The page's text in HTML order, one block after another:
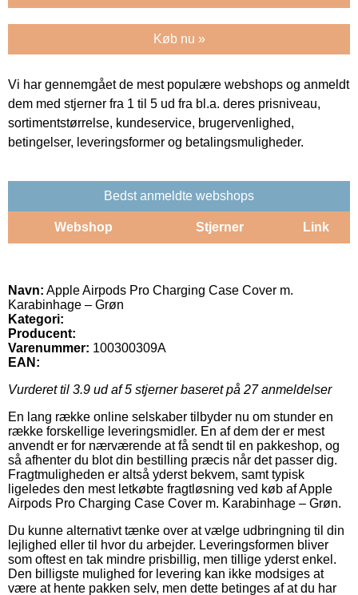
Køb nu »
Vi har gennemgået de mest populære webshops og anmeldt
dem med stjerner fra 1 til 5 ud fra bl.a. deres prisniveau,
sortimentstørrelse, kundeservice, brugervenlighed,
betingelser, leveringsformer og betalingsmuligheder.
Bedst anmeldte webshops
Webshop Stjerner Link
Navn: Apple Airpods Pro Charging Case Cover m.
Karabinhage – Grøn
Kategori:
Producent:
Varenummer: 100300309A
EAN:
Vurderet til 3.9 ud af 5 stjerner baseret på 27anmeldelser
En lang række online selskaber tilbyder nu om stunder en
række forskellige leveringsmidler. En af dem der er mest
anvendt er for nærværende at få sendt til en pakkeshop, og
så afhenter du blot din bestilling præcis når det passer dig.
Fragtmuligheden er altså yderst bekvem, samt typisk
ligeledes den mest letkøbte fragtløsning ved køb af Apple
Airpods Pro Charging Case Cover m. Karabinhage – Grøn.
Du kunne alternativt tænke over at vælge udbringning til din
lejlighed eller til hvor du arbejder. Leveringsformen bliver
som oftest en tak mindre prisbillig, men tillige yderst enkel.
Den billigste mulighed for levering kan ikke modsiges at
være at hente pakken selv, men dette betinges af at du har